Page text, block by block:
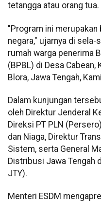
tetangga atau orang tua.
"Program ini merupakan
negara," ujarnya di
rumah warga penerima
(BPBL) di Desa Cabean,
Blora, Jawa Tengah,
Dalam kunjungan
oleh Direktur Jenderal
Direksi PT PLN
dan Niaga, Direktur
Sistem, serta General
Distribusi Jawa Tengah
JTY).
Menteri ESDM